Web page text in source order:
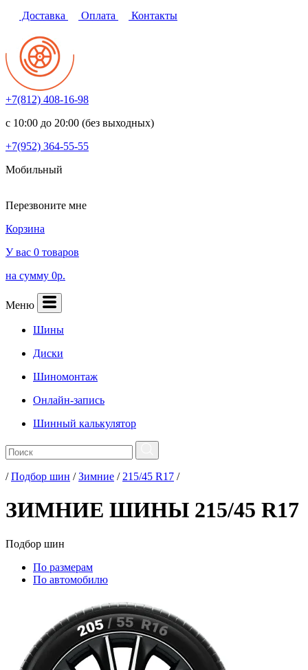
Доставка Оплата Контакты
+7(812) 408-16-98
с 10:00 до 20:00 (без выходных)
+7(952) 364-55-55
Мобильный
Перезвоните мне
Корзина
У вас 0 товаров
на сумму 0р.
Меню
Шины
Диски
Шиномонтаж
Онлайн-запись
Шинный калькулятор
/Подбор шин /Зимние / 215/45 R17 /
ЗИМНИЕ ШИНЫ 215/45 R17
Подбор шин
По размерам
По автомобилю